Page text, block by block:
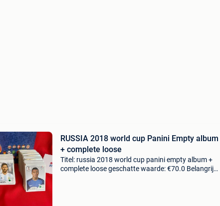
RUSSIA 2018 world cup Panini Empty album
+ complete loose
Titel: russia 2018 world cup panini empty album +
complete loose geschatte waarde: €70.0 Belangrijk: